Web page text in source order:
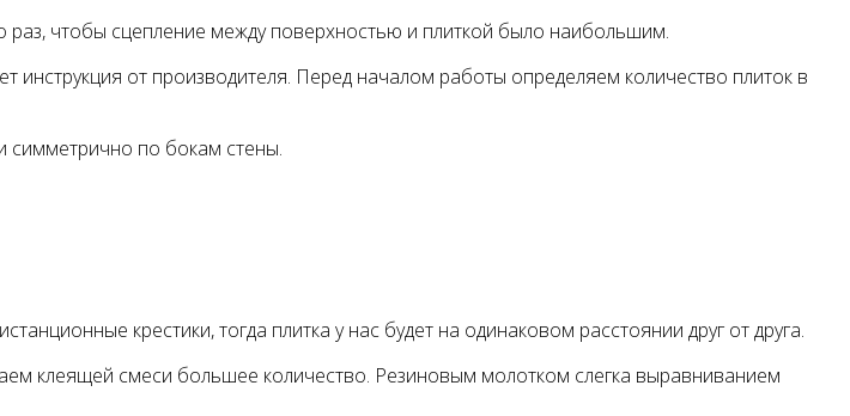
раз, чтобы сцепление между поверхностью и плиткой было наибольшим.
от производителя. Перед началом работы определяем количество плиток в
симметрично по бокам стены.
крестики, тогда плитка у нас будет на одинаковом расстоянии друг от друга.
клеящей смеси большее количество. Резиновым молотком слегка выравниванием